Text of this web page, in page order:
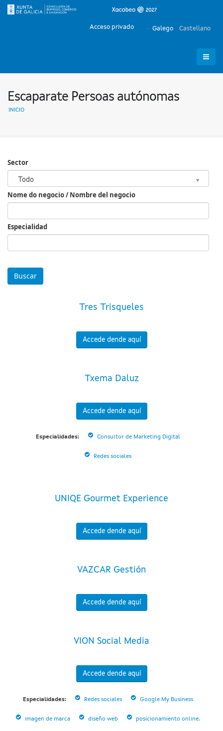
Galego Castellano
Acceso privado
Escaparate Persoas autónomas
INICIO
Sector
Todo
Sector
Nome do negocio / Nombre del negocio
Especialidad
Tres Trisqueles
Accede dende aquí
Txema Daluz
Accede dende aquí
Especialidades: Consultor de Marketing Digital
Redes sociales
UNIQE Gourmet Experience
Accede dende aquí
VAZCAR Gestión
Accede dende aquí
VION Social Media
Accede dende aquí
Especialidades: Redes sociales Google My Business
imagen de marca diseño web posicionamiento online.